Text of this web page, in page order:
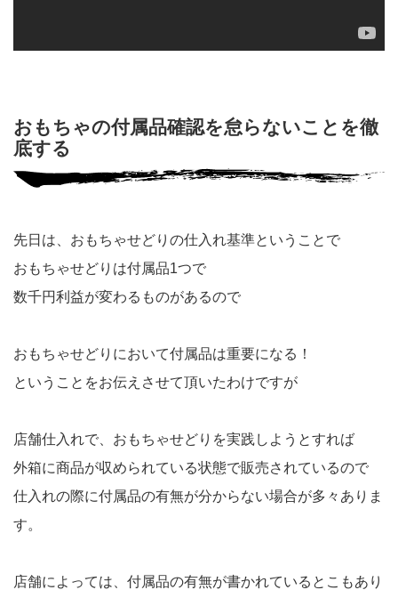
おもちゃの付属品確認を怠らないことを徹
底する
先日は、おもちゃせどりの仕入れ基準ということで
おもちゃせどりは付属品1つで
数千円利益が変わるものがあるので
おもちゃせどりにおいて付属品は重要になる！
ということをお伝えさせて頂いたわけですが
店舗仕入れで、おもちゃせどりを実践しようとすれば
外箱に商品が収められている状態で販売されているので
仕入れの際に付属品の有無が分からない場合が多々ありま
す。
店舗によっては、付属品の有無が書かれているとこもあり